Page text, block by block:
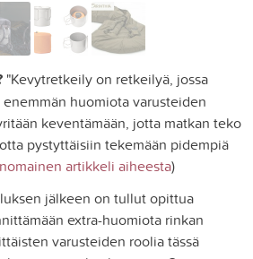
"Kevytretkeily on retkeilyä, jossa
huomiota varusteiden
keventämään, jotta matkan teko
pystyttäisiin tekemään pidempiä
artikkeli aiheesta)
jälkeen on tullut opittua
extra-huomiota rinkan
varusteiden roolia tässä